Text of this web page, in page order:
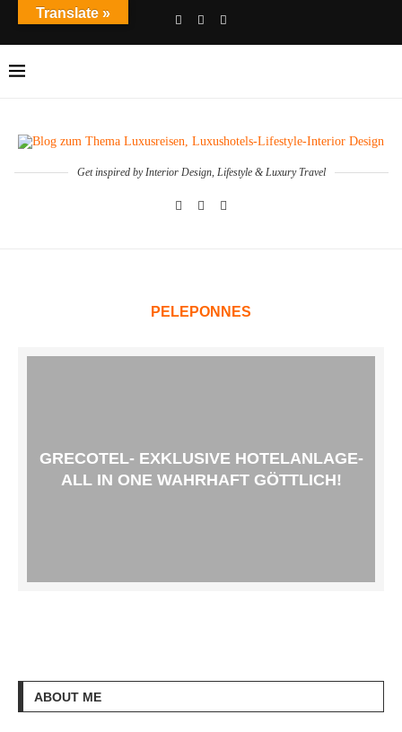
Get inspired by Interior Design, Lifestyle & Luxury Travel
PELEPONNES
GRECOTEL- EXKLUSIVE HOTELANLAGE-
ALL IN ONE WAHRHAFT GÖTTLICH!
ABOUT ME
Translate »